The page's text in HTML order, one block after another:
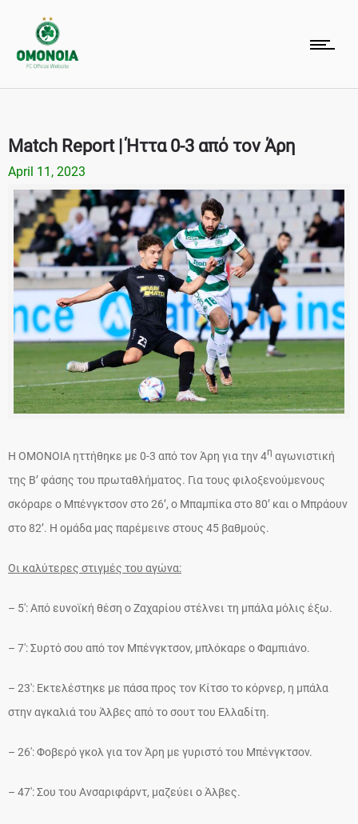
Match Report | Ήττα 0-3 από τον Άρη
April 11, 2023
Η ΟΜΟΝΟΙΑ ηττήθηκε με 0-3 από τον Άρη για την 4η αγωνιστική
της Β’ φάσης του πρωταθλήματος. Για τους φιλοξενούμενους
σκόραρε ο Μπένγκτσον στο 26’, ο Μπαμπίκα στο 80’ και ο Μπράουν
στο 82’. Η ομάδα μας παρέμεινε στους 45 βαθμούς.
Οι καλύτερες στιγμές του αγώνα:
– 5′: Από ευνοϊκή θέση ο Ζαχαρίου στέλνει τη μπάλα μόλις έξω.
– 7′: Συρτό σου από τον Μπένγκτσον, μπλόκαρε ο Φαμπιάνο.
– 23′: Εκτελέστηκε με πάσα προς τον Κίτσο το κόρνερ, η μπάλα
στην αγκαλιά του Άλβες από το σουτ του Ελλαδίτη.
– 26′: Φοβερό γκολ για τον Άρη με γυριστό του Μπένγκτσον.
– 47′: Σου του Ανσαριφάρντ, μαζεύει ο Άλβες.